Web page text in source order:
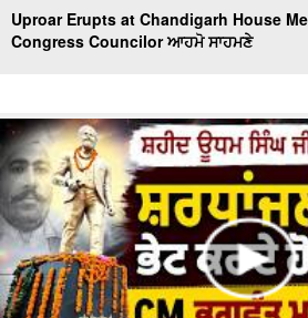
Uproar Erupts at Chandigarh House
Congress Councilor ਆਹਮੋ ਸਾਹਮਣੇ